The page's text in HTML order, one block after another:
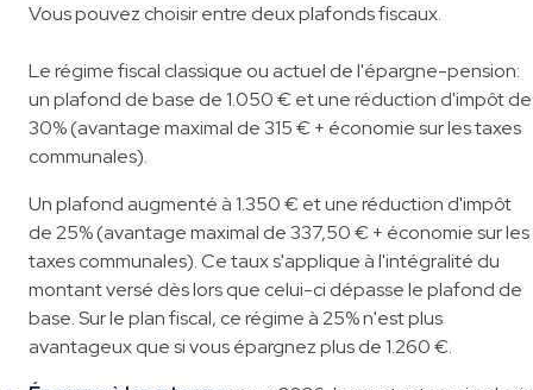
Vous pouvez choisir entre deux plafonds fiscaux.
Le régime fiscal classique ou actuel de l'épargne-pension:
un plafond de base de 1.050 € et une réduction d'impôt de
30% (avantage maximal de 315 € + économie sur les taxes
communales).
Un plafond augmenté à 1.350 € et une réduction d'impôt
de 25% (avantage maximal de 337,50 € + économie sur les
taxes communales). Ce taux s'applique à l'intégralité du
montant versé dès lors que celui-ci dépasse le plafond de
base. Sur le plan fiscal, ce régime à 25% n'est plus
avantageux que si vous épargnez plus de 1.260 €.